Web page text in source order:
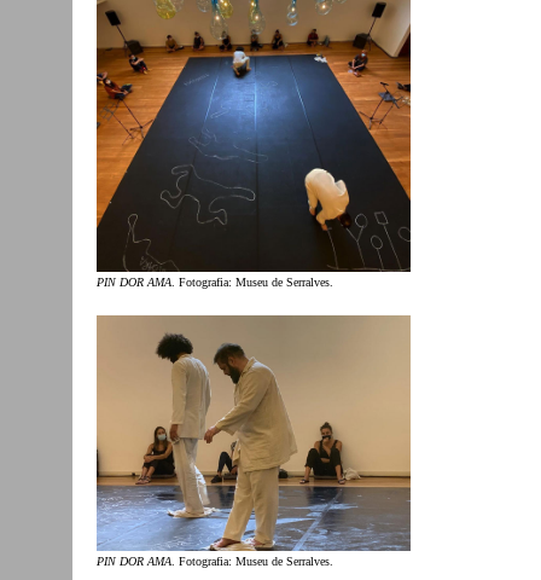
PIN DOR AMA . Fotografia: Museu de Serralves.
PIN DOR AMA . Fotografia: Museu de Serralves.